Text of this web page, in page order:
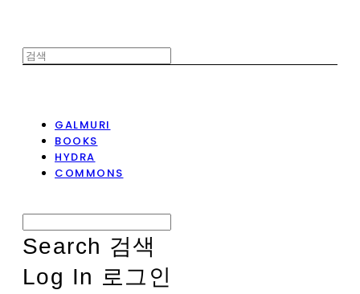
GALMURI
BOOKS
HYDRA
COMMONS
Search 검색
Log In 로그인